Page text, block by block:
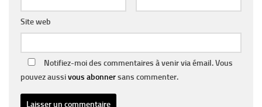
Site web
Notifiez-moi des commentaires à venir via émail. Vous
pouvez aussivous abonnersans commenter.